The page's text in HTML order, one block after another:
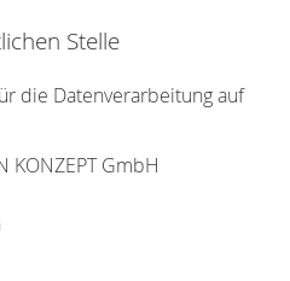
Stelle
die Datenverarbeitung auf
KONZEPT GmbH